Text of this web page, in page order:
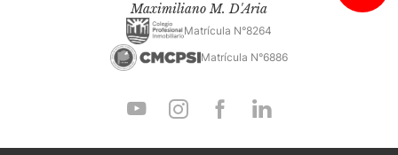
Maximiliano M. D'Aria
Matrícula N°8264
Matrícula N°6886